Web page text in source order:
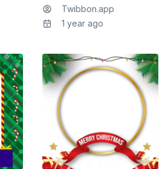
Twibbon.app
1 year ago